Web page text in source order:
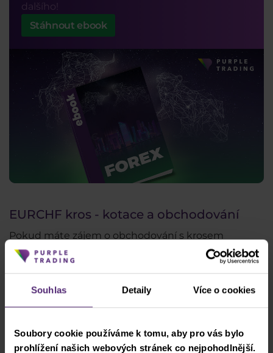
Souhlas Detaily Více o cookies
Soubory cookie používáme k tomu, aby pro vás bylo
prohlížení našich webových stránek co nejpohodlnější.
dalšího!
Stáhnout ebook
EURCHF kros - kotace a obchodování
Pokud máte zájem o obchodování s krosem
EURCHF, otevřete naši platformu Metatrader 4 a
najděte kros EURCHF v symbolech. Po kliknutí na